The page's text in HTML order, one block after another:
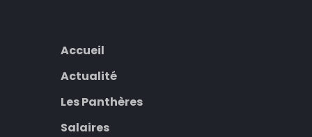
Accueil
Actualité
Les Panthères
Salaires